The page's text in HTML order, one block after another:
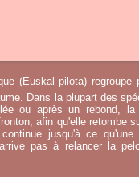
(Euskal pilota) regroupe
Dans la plupart des
ou après un rebond,
afin qu'elle retombe
jusqu'à ce qu'une
pas à relancer la